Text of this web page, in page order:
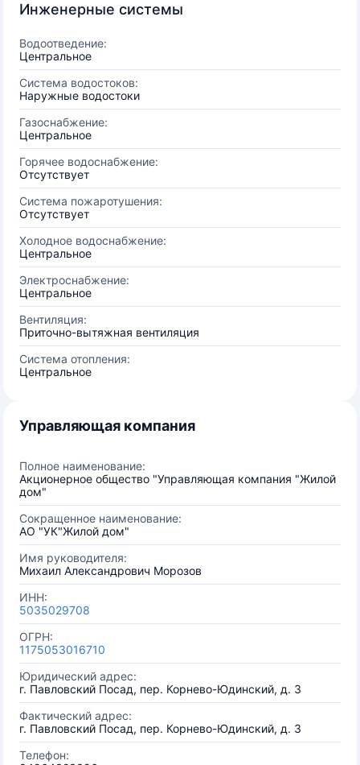
Инженерные системы
Водоотведение:
Центральное
Система водостоков:
Наружные водостоки
Газоснабжение:
Центральное
Горячее водоснабжение:
Отсутствует
Система пожаротушения:
Отсутствует
Холодное водоснабжение:
Центральное
Электроснабжение:
Центральное
Вентиляция:
Приточно-вытяжная вентиляция
Система отопления:
Центральное
Управляющая компания
Полное наименование:
Акционерное общество "Управляющая компания "Жилой
дом"
Сокращенное наименование:
АО "УК"Жилой дом"
Имя руководителя:
Михаил Александрович Морозов
ИНН:
5035029708
ОГРН:
1175053016710
Юридический адрес:
г. Павловский Посад, пер. Корнево-Юдинский, д. 3
Фактический адрес:
г. Павловский Посад, пер. Корнево-Юдинский, д. 3
Телефон: